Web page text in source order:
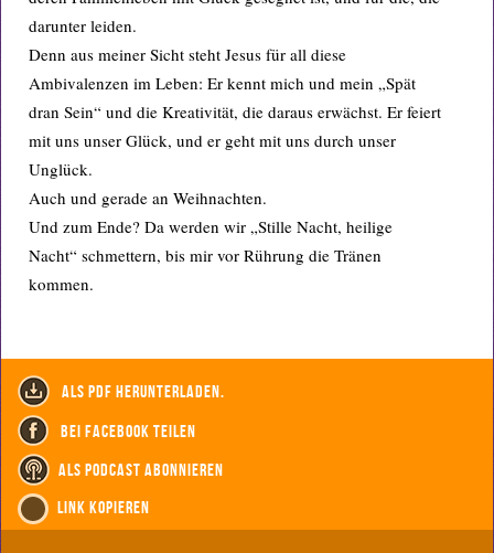
darunter leiden.
Denn aus meiner Sicht steht Jesus für all diese
Ambivalenzen im Leben: Er kennt mich und mein „Spät
dran Sein“ und die Kreativität, die daraus erwächst. Er feiert
mit uns unser Glück, und er geht mit uns durch unser
Unglück.
Auch und gerade an Weihnachten.
Und zum Ende? Da werden wir „Stille Nacht, heilige
Nacht“ schmettern, bis mir vor Rührung die Tränen
kommen.
als PDF herunterladen.
bei Facebook teilen
als Podcast abonnieren
Link kopieren